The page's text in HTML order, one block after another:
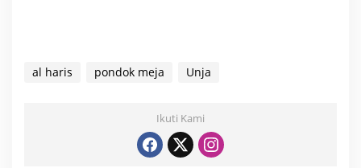
al haris pondok meja Unja
Ikuti Kami